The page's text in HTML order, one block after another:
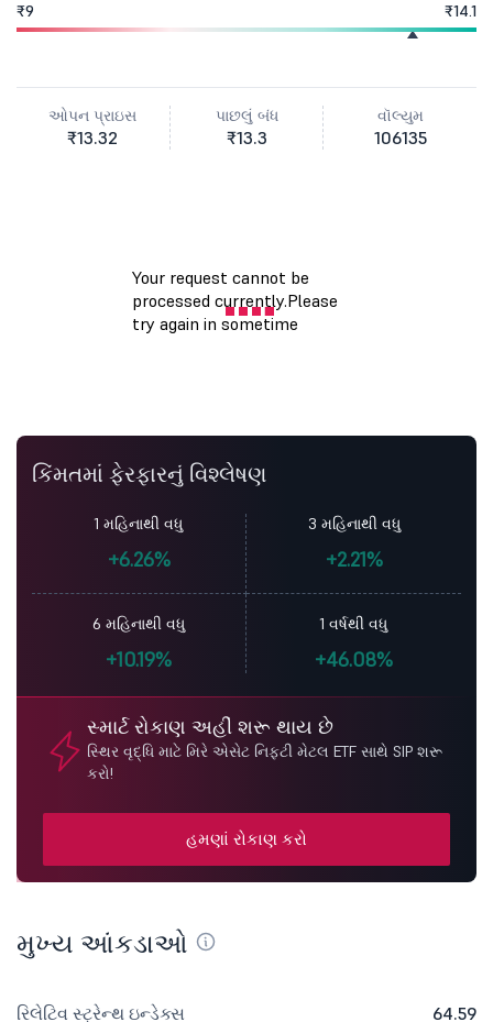
₹9 ₹14.1
ઓપન પ્રાઇસ
₹13.32
પાછલું બંધ
₹13.3
વૉલ્યુમ
106135
કિંમતમાં ફેરફારનું વિશ્લેષણ
1 મહિનાથી વધુ
+6.26%
3 મહિનાથી વધુ
+2.21%
6 મહિનાથી વધુ
+10.19%
1 વર્ષથી વધુ
+46.08%
સ્માર્ટ રોકાણ અહીં શરૂ થાય છે
સ્થિર વૃદ્ધિ માટે મિરે એસેટ નિફ્ટી મેટલ ETF સાથે SIP શરૂ
કરો!
હમણાં રોકાણ કરો
મુખ્ય આંકડાઓ
રિલેટિવ સ્ટ્રેન્થ ઇન્ડેક્સ 64.59